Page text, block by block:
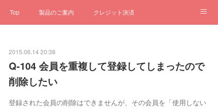
Top 製品のご案内 クレジット決済
ステータス
2015.06.14 20:38
Q-104 会員を重複して登録してしまったので
削除したい
登録された会員の削除はできませんが、その会員を「使用しない